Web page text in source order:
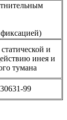
и
инея и
тумана
99